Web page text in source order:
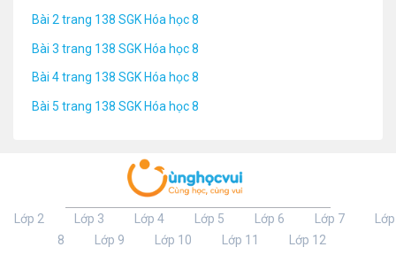
Bài 2 trang 138 SGK Hóa học 8
Bài 3 trang 138 SGK Hóa học 8
Bài 4 trang 138 SGK Hóa học 8
Bài 5 trang 138 SGK Hóa học 8
Lớp 2 Lớp 3 Lớp 4 Lớp 5 Lớp 6 Lớp 7
Lớp
8
Lớp 9 Lớp 10 Lớp 11 Lớp 12